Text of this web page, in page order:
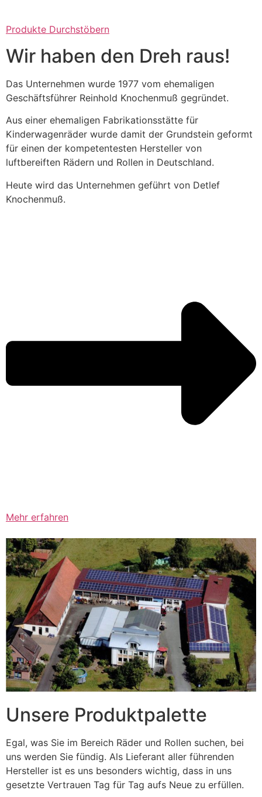
Produkte Durchstöbern
Wir haben den Dreh raus!
Das Unternehmen wurde 1977 vom ehemaligen
Geschäftsführer Reinhold Knochenmuß gegründet.
Aus einer ehemaligen Fabrikationsstätte für
Kinderwagenräder wurde damit der Grundstein geformt
für einen der kompetentesten Hersteller von
luftbereiften Rädern und Rollen in Deutschland.
Heute wird das Unternehmen geführt von Detlef
Knochenmuß.
Mehr erfahren
Unsere Produktpalette
Egal, was Sie im Bereich Räder und Rollen suchen, bei
uns werden Sie fündig. Als Lieferant aller führenden
Hersteller ist es uns besonders wichtig, dass in uns
gesetzte Vertrauen Tag für Tag aufs Neue zu erfüllen.